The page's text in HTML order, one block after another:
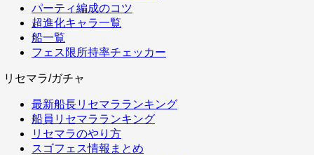
パーティ編成のコツ
超進化キャラ一覧
船一覧
フェス限所持率チェッカー
リセマラ/ガチャ
最新船長リセマラランキング
船員リセマラランキング
リセマラのやり方
スゴフェス情報まとめ